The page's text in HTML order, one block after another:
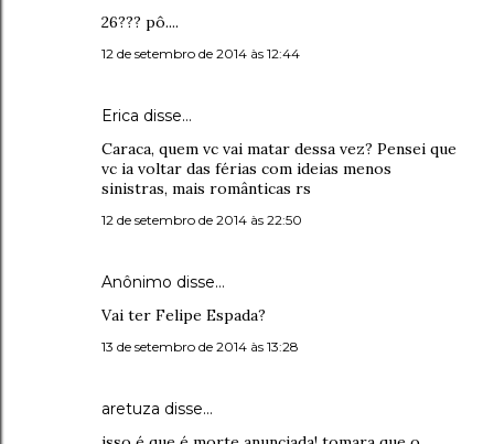
26??? pô....
12 de setembro de 2014 às 12:44
Erica disse…
Caraca, quem vc vai matar dessa vez? Pensei que
vc ia voltar das férias com ideias menos
sinistras, mais românticas rs
12 de setembro de 2014 às 22:50
Anônimo disse…
Vai ter Felipe Espada?
13 de setembro de 2014 às 13:28
aretuza disse…